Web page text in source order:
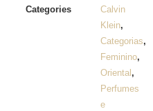
Categories
Calvin
Klein,
Categorias,
Feminino,
Oriental ,
Perfumes
e